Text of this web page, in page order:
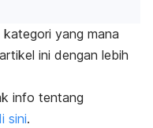
yang mana
ini dengan lebih
info tentang
sini.